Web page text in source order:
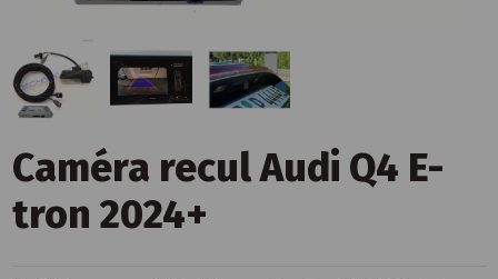
Caméra recul Audi Q4 E-
tron 2024+